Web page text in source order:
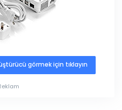
görmek için tıklayın